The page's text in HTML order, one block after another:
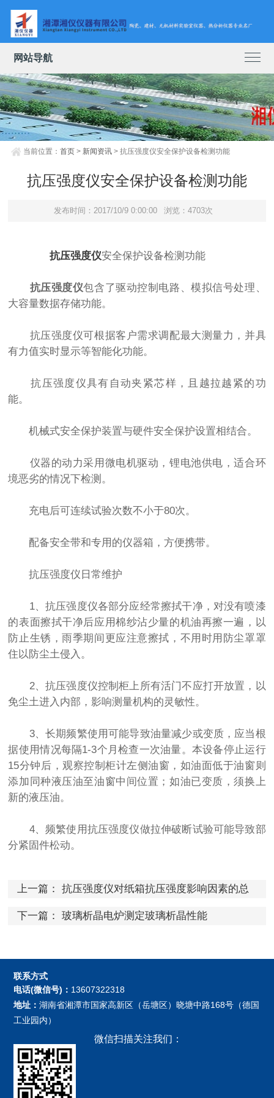
网站导航
当前位置：首页 > 新闻资讯 > 抗压强度仪安全保护设备检测功能
抗压强度仪安全保护设备检测功能
发布时间：2017/10/9 0:00:00 浏览：4703次
抗压强度仪安全保护设备检测功能
抗压强度仪包含了驱动控制电路、模拟信号处理、
大容量数据存储功能。
抗压强度仪可根据客户需求调配最大测量力，并具
有力值实时显示等智能化功能。
抗压强度仪具有自动夹紧芯样，且越拉越紧的功
能。
机械式安全保护装置与硬件安全保护设置相结合。
仪器的动力采用微电机驱动，锂电池供电，适合环
境恶劣的情况下检测。
充电后可连续试验次数不小于80次。
配备安全带和专用的仪器箱，方便携带。
抗压强度仪日常维护
1、抗压强度仪各部分应经常擦拭干净，对没有喷漆
的表面擦拭干净后应用棉纱沾少量的机油再擦一遍，以
防止生锈，雨季期间更应注意擦拭，不用时用防尘罩罩
住以防尘土侵入。
2、抗压强度仪控制柜上所有活门不应打开放置，以
免尘土进入内部，影响测量机构的灵敏性。
3、长期频繁使用可能导致油量减少或变质，应当根
据使用情况每隔1-3个月检查一次油量。本设备停止运行
15分钟后，观察控制柜计左侧油窗，如油面低于油窗则
添加同种液压油至油窗中间位置；如油已变质，须换上
新的液压油。
4、频繁使用抗压强度仪做拉伸破断试验可能导致部
分紧固件松动。
上一篇： 抗压强度仪对纸箱抗压强度影响因素的总
下一篇： 玻璃析晶电炉测定玻璃析晶性能
联系方式
电话(微信号)： 13607322318
地址：湖南省湘潭市国家高新区（岳塘区）晓塘中路168号（德国
工业园内）
微信扫描关注我们：